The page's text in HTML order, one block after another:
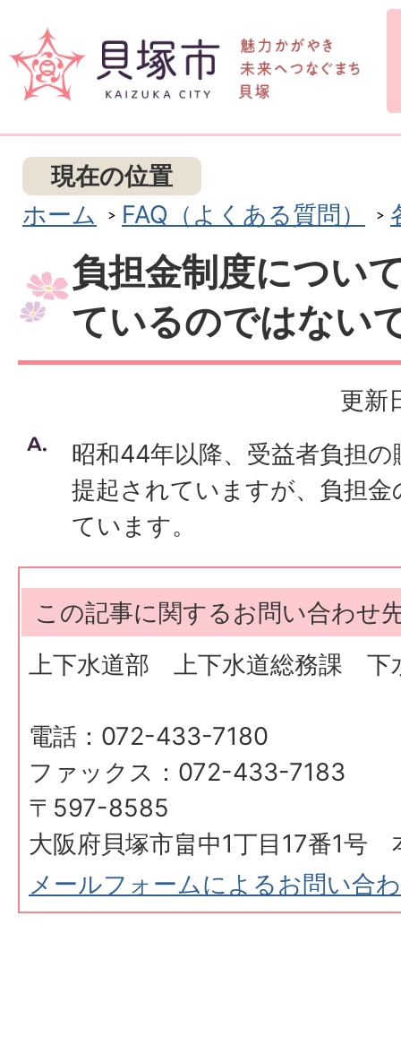
現在の位置
ホーム
FAQ（よくある質問）
負担金制度につい
ているのではない
更新
昭和44年以降、受益者負担
提起されていますが、負担
ています。
この記事に関するお問い合わせ
上下水道部 上下水道総務課 下
電話：072-433-7180
ファックス：072-433-7183
〒597-8585
大阪府貝塚市畠中1丁目17番1号
メールフォームによるお問い合